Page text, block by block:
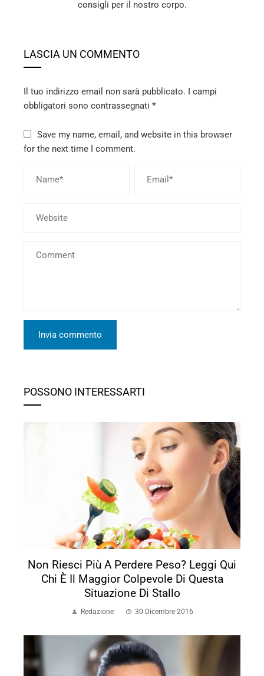
consigli per il nostro corpo.
LASCIA UN COMMENTO
Il tuo indirizzo email non sarà pubblicato.
I campi
obbligatori sono contrassegnati *
Save my name, email, and website in this browser
for the next time I comment.
POSSONO INTERESSARTI
Non Riesci Più A Perdere Peso? Leggi Qui
Chi È Il Maggior Colpevole Di Questa
Situazione Di Stallo
Redazione 30 Dicembre 2016